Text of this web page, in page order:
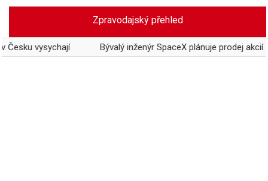
Skip
content
Zpravodajský přehled
Bývalý inženýr SpaceX plánuje prodej akcií za 484